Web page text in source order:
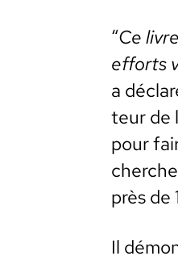
“Ce
efforts
a
teur de
pour
près de
Il